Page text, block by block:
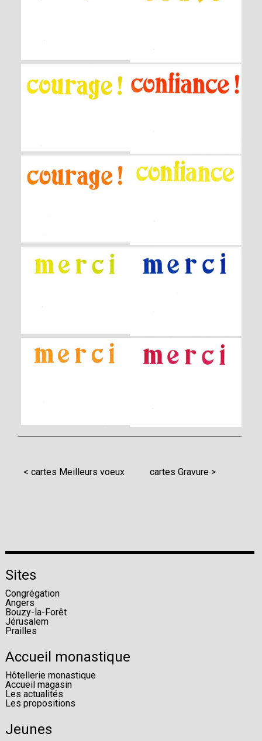
< cartes Meilleurs voeux cartes Gravure >
Sites
Congrégation
Angers
Bouzy-la-Forêt
Jérusalem
Prailles
Accueil monastique
Hôtellerie monastique
Accueil magasin
Les actualités
Les propositions
Jeunes